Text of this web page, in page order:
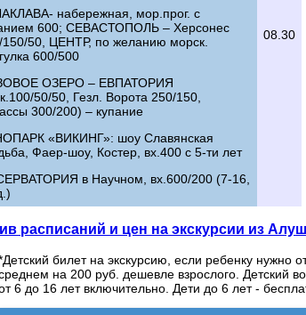
набережная, мор.прог. с
600; СЕВАСТОПОЛЬ – Херсонес
150/50, ЦЕНТР, по желанию морск.
600/500
08.30
ОЗЕРО – ЕВПАТОРИЯ
50/50, Гезл. Ворота 250/150,
300/200) – купание
«ВИКИНГ»: шоу Славянская
Фаер-шоу, Костер, вх.400 с 5-ти лет
в Научном, вх.600/200 (7-16,
расписаний и цен на экскурсии из
билет на экскурсию, если ребенку нужно
на 200 руб. дешевле взрослого. Детский
6 до 16 лет включительно. Дети до 6 лет -